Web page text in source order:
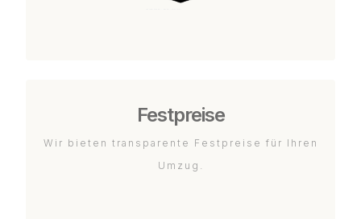
Festpreise
Wir bieten transparente Festpreise für Ihren
Umzug.